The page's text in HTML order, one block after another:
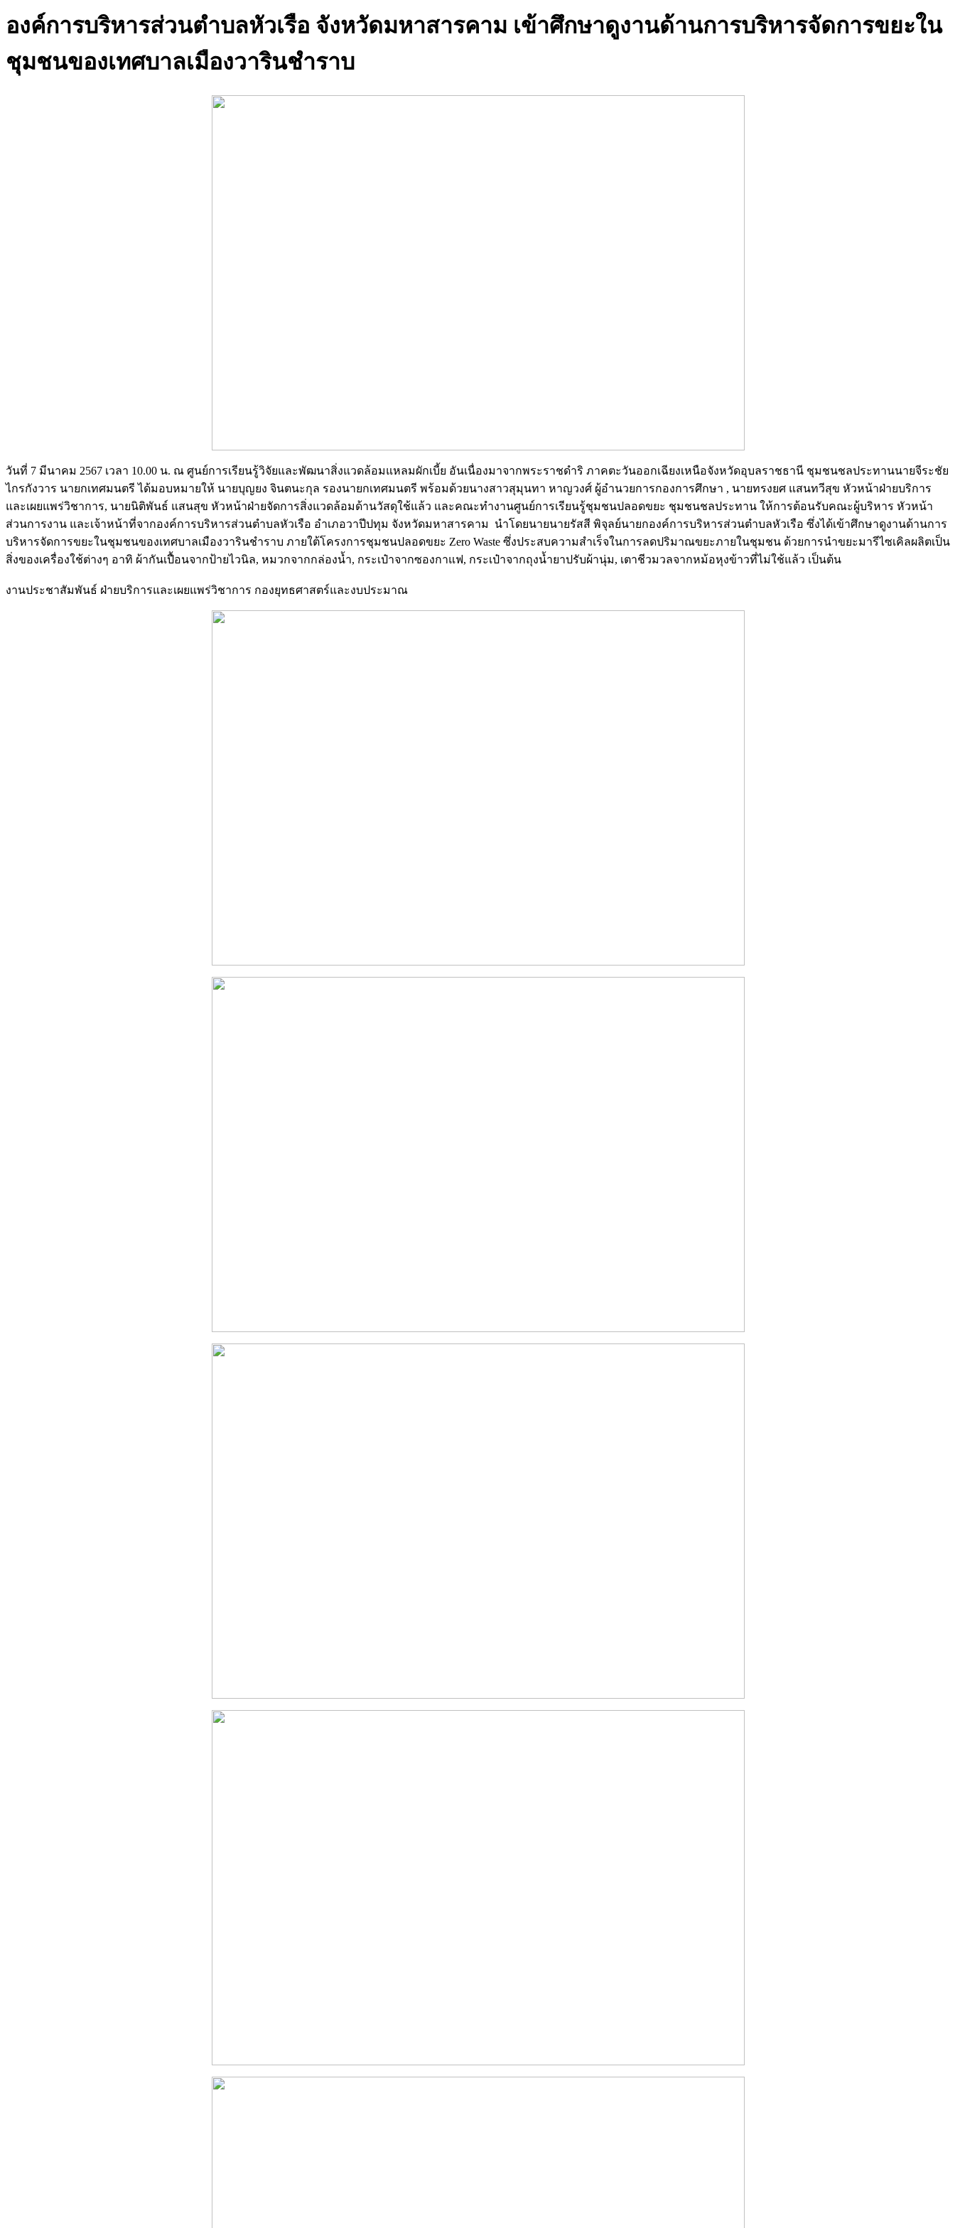
องค์การบริหารส่วนตำบลหัวเรือ จังหวัดมหาสารคาม เข้าศึกษาดูงานด้านการบริหารจัดการขยะใน
ชุมชนของเทศบาลเมืองวารินชำราบ
วันที่ 7 มีนาคม 2567 เวลา 10.00 น. ณ ศูนย์การเรียนรู้วิจัยและพัฒนาสิ่งแวดล้อมแหลมผักเบี้ย อันเนื่องมาจากพระราชดำริ ภาคตะวันออกเฉียงเหนือจังหวัดอุบลราชธานี ชุมชนชลประทานนายจีระชัย
ไกรกังวาร นายกเทศมนตรี ได้มอบหมายให้ นายบุญยง จินตนะกุล รองนายกเทศมนตรี พร้อมด้วยนางสาวสุมุนทา หาญวงศ์ ผู้อำนวยการกองการศึกษา , นายทรงยศ แสนทวีสุข หัวหน้าฝ่ายบริการ
และเผยแพร่วิชาการ, นายนิติพันธ์ แสนสุข หัวหน้าฝ่ายจัดการสิ่งแวดล้อมด้านวัสดุใช้แล้ว และคณะทำงานศูนย์การเรียนรู้ชุมชนปลอดขยะ ชุมชนชลประทาน ให้การต้อนรับคณะผู้บริหาร หัวหน้า
ส่วนการงาน และเจ้าหน้าที่จากองค์การบริหารส่วนตำบลหัวเรือ อำเภอวาปีปทุม จังหวัดมหาสารคาม นำโดยนายนายรัสสี พิจุลย์นายกองค์การบริหารส่วนตำบลหัวเรือ ซึ่งได้เข้าศึกษาดูงานด้านการ
บริหารจัดการขยะในชุมชนของเทศบาลเมืองวารินชำราบ ภายใต้โครงการชุมชนปลอดขยะ Zero Waste ซึ่งประสบความสำเร็จในการลดปริมาณขยะภายในชุมชน ด้วยการนำขยะมารีไซเคิลผลิตเป็น
สิ่งของเครื่องใช้ต่างๆ อาทิ ผ้ากันเปื้อนจากป้ายไวนิล, หมวกจากกล่องน้ำ, กระเป๋าจากซองกาแฟ, กระเป๋าจากถุงน้ำยาปรับผ้านุ่ม, เตาชีวมวลจากหม้อหุงข้าวที่ไม่ใช้แล้ว เป็นต้น
งานประชาสัมพันธ์ ฝ่ายบริการและเผยแพร่วิชาการ กองยุทธศาสตร์และงบประมาณ